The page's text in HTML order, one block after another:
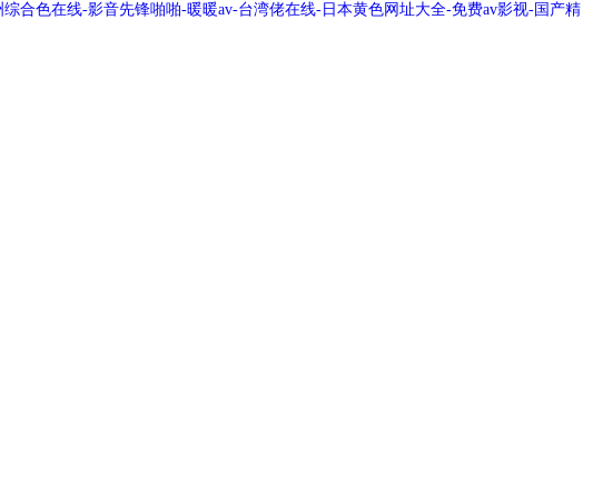
合色在线-影音先锋啪啪-暖暖av-台湾佬在线-日本黄色网址大全-免费av影视-国产精